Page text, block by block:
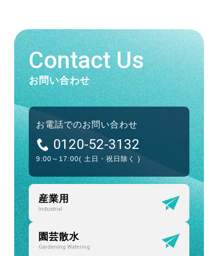
Contact Us
お問い合わせ
お電話でのお問い合わせ
0120-52-3132
9:00～17:00( 土日・祝日除く )
産業用
Industrial
園芸散水
Gardening Watering